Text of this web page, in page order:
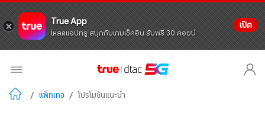
True App
โหลดแอปทรู สนุกกับเกมเช็คอิน รับฟรี 30 คอยน์
เปิด
/ แพ็กเกจ / โปรโมชันแนะนำ